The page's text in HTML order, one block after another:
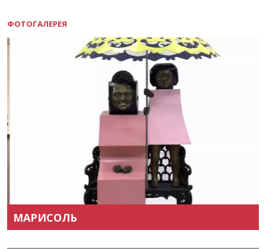
ФОТОГАЛЕРЕЯ
МАРИСОЛЬ